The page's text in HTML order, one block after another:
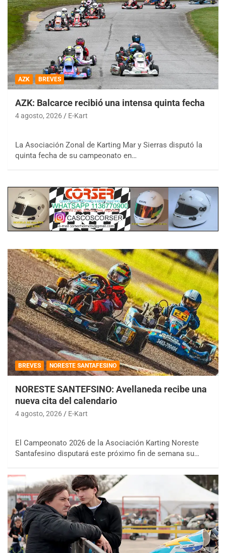
AZK BREVES
AZK: Balcarce recibió una intensa quinta fecha
4 agosto, 2026 E-Kart
La Asociación Zonal de Karting Mar y Sierras disputó la
quinta fecha de su campeonato en…
BREVES NORESTE SANTAFESINO
NORESTE SANTEFSINO: Avellaneda recibe una
nueva cita del calendario
4 agosto, 2026 E-Kart
El Campeonato 2026 de la Asociación Karting Noreste
Santafesino disputará este próximo fin de semana su…